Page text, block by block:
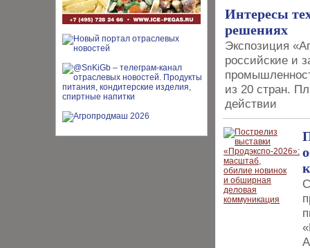
Интересы
решениях
Экспозиция
российские и
из 20 стран.
действии